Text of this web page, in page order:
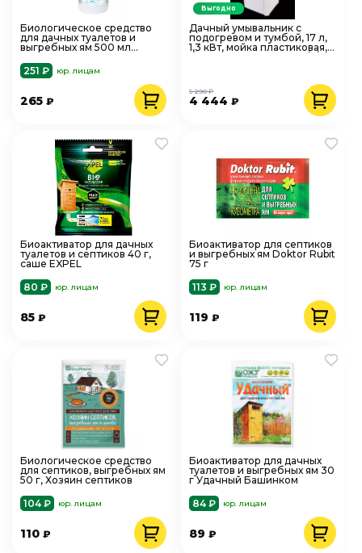
Биологическое средство
для дачных туалетов и
выгребных ям 500 мл
251 ₽
юр. лицам
265 ₽
Дачный умывальник с
подогревом и тумбой, 17 л,
1,3 кВт, мойка пластиковая,
4 444₽
5 290 ₽
Выгодно
Биоактиватор для дачных
туалетов и септиков 40 г,
саше EXPEL
80 ₽
юр. лицам
85 ₽
Биоактиватор для септиков
и выгребных ям Doktor Rubit
75 г
113 ₽
юр. лицам
119₽
Биологическое средство
для септиков, выгребных ям
50 г, Хозяин септиков
104 ₽
юр. лицам
110 ₽
Биоактиватор для дачных
туалетов и выгребных ям 30
г Удачный Башинком
84 ₽
юр. лицам
89₽